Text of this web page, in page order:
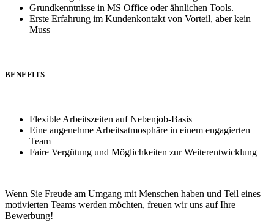
Grundkenntnisse in MS Office oder ähnlichen Tools.
Erste Erfahrung im Kundenkontakt von Vorteil, aber kein
Muss
BENEFITS
Flexible Arbeitszeiten auf Nebenjob-Basis
Eine angenehme Arbeitsatmosphäre in einem engagierten
Team
Faire Vergütung und Möglichkeiten zur Weiterentwicklung
Wenn Sie Freude am Umgang mit Menschen haben und Teil eines
motivierten Teams werden möchten, freuen wir uns auf Ihre
Bewerbung!